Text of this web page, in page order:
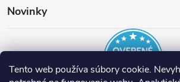
Tento web používa súbory cookie.
Novinky